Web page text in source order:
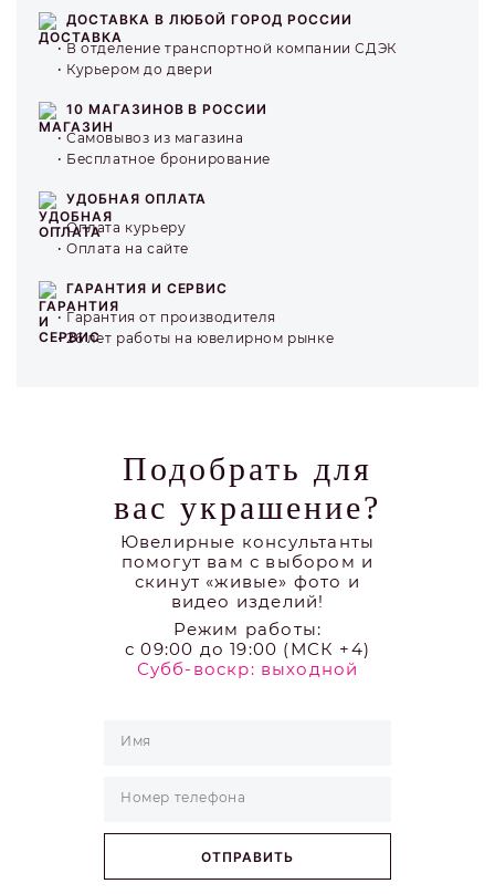
ДОСТАВКА В ЛЮБОЙ ГОРОД РОССИИ
В отделение транспортной компании СДЭК
Курьером до двери
10 МАГАЗИНОВ В РОССИИ
Самовывоз из магазина
Бесплатное бронирование
УДОБНАЯ ОПЛАТА
Оплата курьеру
Оплата на сайте
ГАРАНТИЯ И СЕРВИС
Гарантия от производителя
26 лет работы на ювелирном рынке
Подобрать для
вас украшение?
Ювелирные консультанты
помогут вам с выбором и
скинут «живые» фото и
видео изделий!
Режим работы:
с 09:00 до 19:00 (МСК +4)
Субб-воскр: выходной